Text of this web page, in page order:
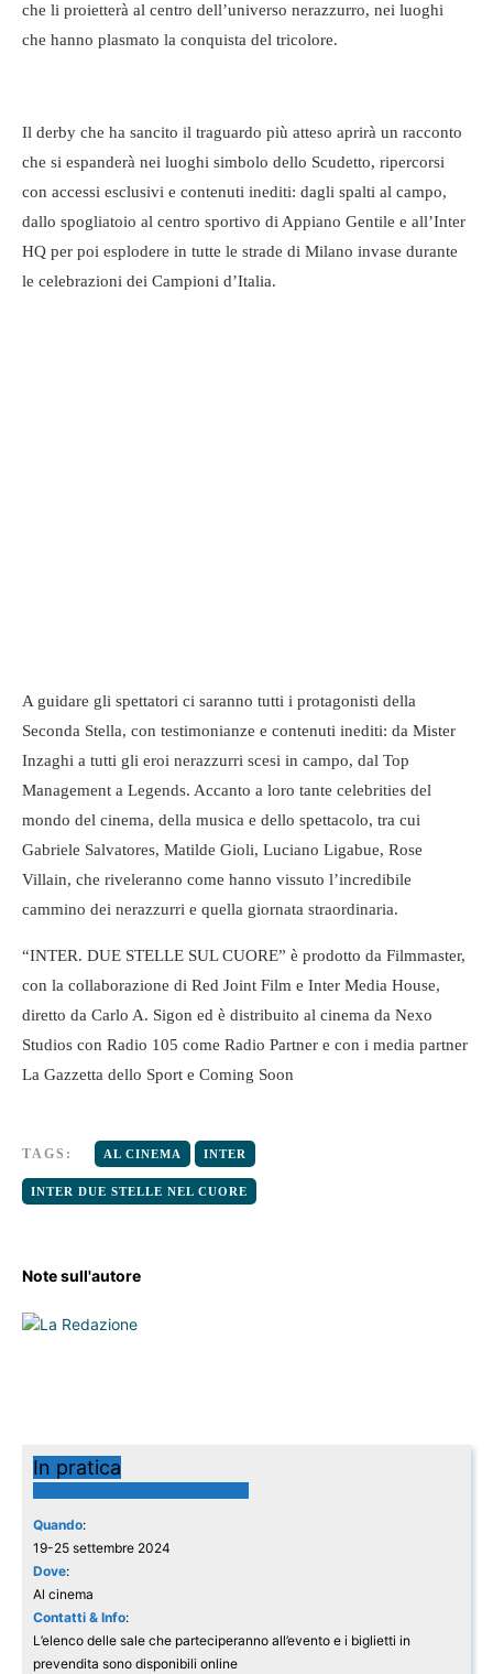
che li proietterà al centro dell’universo nerazzurro, nei luoghi
che hanno plasmato la conquista del tricolore.
Il derby che ha sancito il traguardo più atteso aprirà un racconto
che si espanderà nei luoghi simbolo dello Scudetto, ripercorsi
con accessi esclusivi e contenuti inediti: dagli spalti al campo,
dallo spogliatoio al centro sportivo di Appiano Gentile e all’Inter
HQ per poi esplodere in tutte le strade di Milano invase durante
le celebrazioni dei Campioni d’Italia.
A guidare gli spettatori ci saranno tutti i protagonisti della
Seconda Stella, con testimonianze e contenuti inediti: da Mister
Inzaghi a tutti gli eroi nerazzurri scesi in campo, dal Top
Management a Legends. Accanto a loro tante celebrities del
mondo del cinema, della musica e dello spettacolo, tra cui
Gabriele Salvatores, Matilde Gioli, Luciano Ligabue, Rose
Villain, che riveleranno come hanno vissuto l’incredibile
cammino dei nerazzurri e quella giornata straordinaria.
“INTER. DUE STELLE SUL CUORE” è prodotto da Filmmaster,
con la collaborazione di Red Joint Film e Inter Media House,
diretto da Carlo A. Sigon ed è distribuito al cinema da Nexo
Studios con Radio 105 come Radio Partner e con i media partner
La Gazzetta dello Sport e Coming Soon
TAGS: AL CINEMA INTER
INTER DUE STELLE NEL CUORE
Note sull'autore
In pratica
Quando:
19-25 settembre 2024
Dove:
Al cinema
Contatti & Info:
L’elenco delle sale che parteciperanno all’evento e i biglietti in
prevendita sono disponibili online